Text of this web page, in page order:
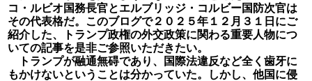
コ・ルビオ国務長官とエルブリッジ・コルビー国防次官は
その代表格だ。このブログで２０２５年１２月３１日にご
紹介した、トランプ政権の外交政策に関わる重要人物につ
いての記事を是非ご参照いただきたい。
トランプが融通無碍であり、国際法違反など全く歯牙に
もかけないということは分かっていた。しかし、他国に侵